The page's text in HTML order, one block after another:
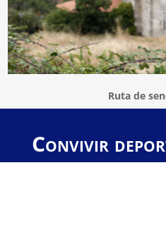
Ruta de
Convivir